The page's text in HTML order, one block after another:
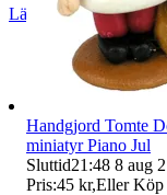
Läs omdömen Följ
Handgjord Tomte
miniatyr Piano Jul
Sluttid21:48 8 aug
Pris:45 kr,Eller Köp